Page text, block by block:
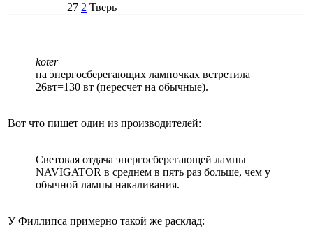
27 2 Тверь
koter
на энергосберегающих лампочках встретила
26вт=130 вт (пересчет на обычные).
Вот что пишет один из производителей:
Световая отдача энергосберегающей лампы
NAVIGATOR в среднем в пять раз больше, чем у
обычной лампы накаливания.
У Филлипса примерно такой же расклад: